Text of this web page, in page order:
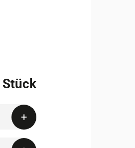
Stück
Quantity
+